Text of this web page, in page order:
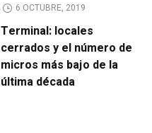
6 OCTUBRE, 2019
Terminal: locales
cerrados y el número de
micros más bajo de la
última década